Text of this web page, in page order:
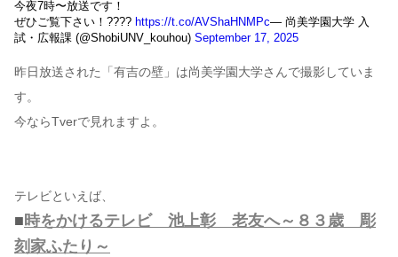
今夜7時〜放送です！
ぜひご覧下さい！???? https://t.co/AVShaHNMPc— 尚美学園大学 入
試・広報課 (@ShobiUNV_kouhou) September 17, 2025
昨日放送された「有吉の壁」は尚美学園大学さんで撮影していま
す。
今ならTverで見れますよ。
テレビといえば、
■時をかけるテレビ 池上彰 老友へ～８３歳 彫
刻家ふたり～